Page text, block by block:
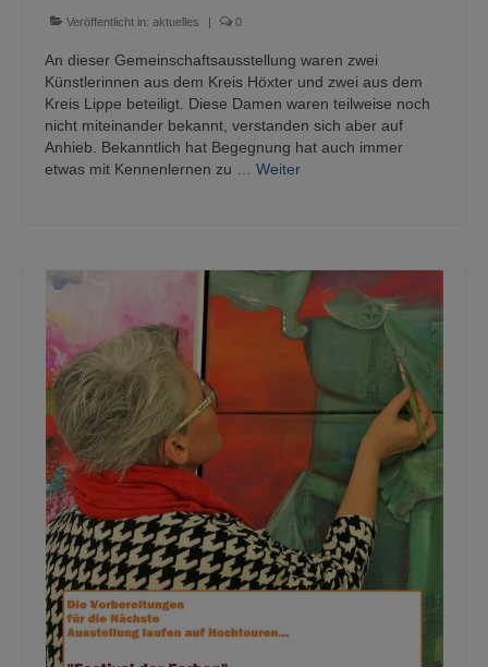
Veröffentlicht in: aktuelles | 0
An dieser Gemeinschaftsausstellung waren zwei
Künstlerinnen aus dem Kreis Höxter und zwei aus dem
Kreis Lippe beteiligt. Diese Damen waren teilweise noch
nicht miteinander bekannt, verstanden sich aber auf
Anhieb. Bekanntlich hat Begegnung hat auch immer
etwas mit Kennenlernen zu … Weiter